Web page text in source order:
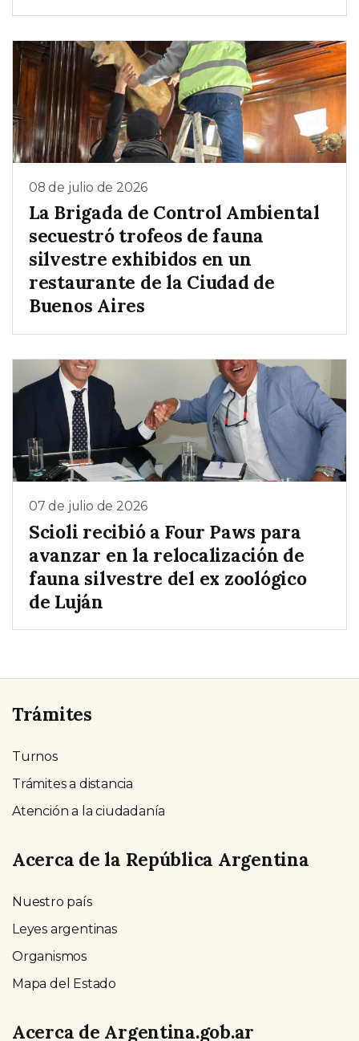
08 de julio de 2026
La Brigada de Control Ambiental
secuestró trofeos de fauna
silvestre exhibidos en un
restaurante de la Ciudad de
Buenos Aires
07 de julio de 2026
Scioli recibió a Four Paws para
avanzar en la relocalización de
fauna silvestre del ex zoológico
de Luján
Trámites
Turnos
Trámites a distancia
Atención a la ciudadanía
Acerca de la República Argentina
Nuestro país
Leyes argentinas
Organismos
Mapa del Estado
Acerca de Argentina.gob.ar